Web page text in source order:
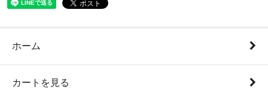
ホーム
カートを見る